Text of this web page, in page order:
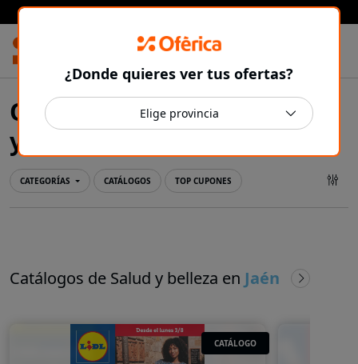
Prensa Ibérica
Ofertas y catálogos de Salud
y belleza en Jaén
CATEGORÍAS CATÁLOGOS TOP CUPONES
Catálogos de Salud y belleza en Jaén
CATÁLOGO
¿Donde quieres ver tus ofertas?